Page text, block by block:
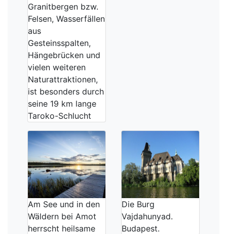
Granitbergen bzw.
Felsen, Wasserfällen
aus
Gesteinsspalten,
Hängebrücken und
vielen weiteren
Naturattraktionen,
ist besonders durch
seine 19 km lange
Taroko-Schlucht
Am See und in den
Wäldern bei Amot
herrscht heilsame
Die Burg
Vajdahunyad.
Budapest.